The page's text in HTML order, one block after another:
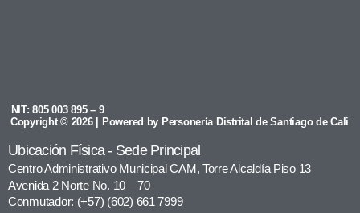
NIT: 805 003 895 – 9
Copyright © 2026 | Powered by Personería Distrital de Santiago de Cali
Ubicación Física - Sede Principal
Centro Administrativo Municipal CAM, Torre Alcaldía Piso 13
Avenida 2 Norte No. 10 – 70
Conmutador: (+57) (602) 661 7999